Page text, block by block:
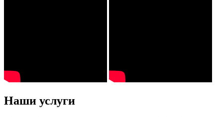
Наши услуги